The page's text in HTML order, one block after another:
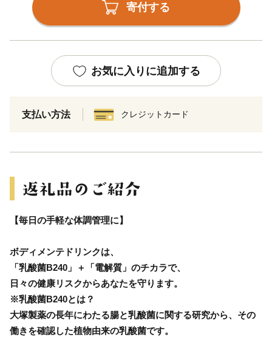
寄付する
お気に入りに追加する
支払い方法 クレジットカード
【毎日の手軽な体調管理に】
ボディメンテドリンクは、
「乳酸菌B240」＋「電解質」のチカラで、
日々の健康リスクからあなたを守ります。
※乳酸菌B240とは？
大塚製薬の長年にわたる腸と乳酸菌に関する研究から、その
働きを確認した植物由来の乳酸菌です。